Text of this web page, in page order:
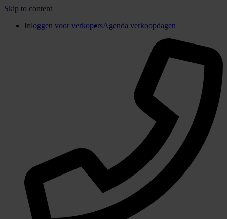
Skip to content
Inloggen voor verkopersAgenda verkoopdagen